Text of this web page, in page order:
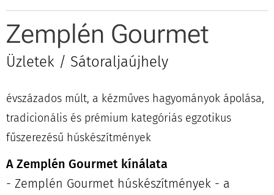
Zemplén Gourmet
Üzletek / Sátoraljaújhely
évszázados múlt, a kézműves hagyományok ápolása,
tradicionális és prémium kategóriás egzotikus
fűszerezésű húskészítmények
A Zemplén Gourmet kínálata
- Zemplén Gourmet húskészítmények - a